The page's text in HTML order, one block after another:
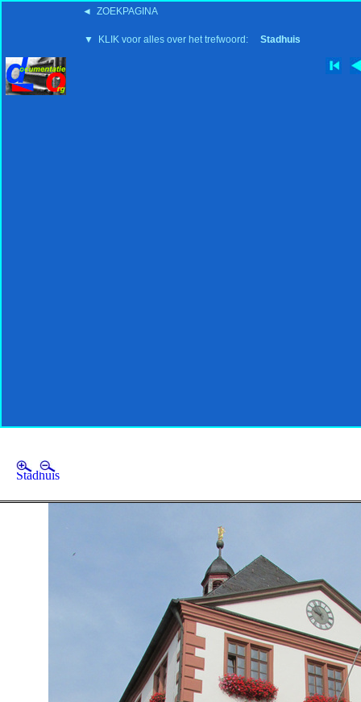
◄ ZOEKPAGINA
▼ KLIK voor alles over het trefwoord: Stadhuis
Stadhuis
'15:19 19-2-2008